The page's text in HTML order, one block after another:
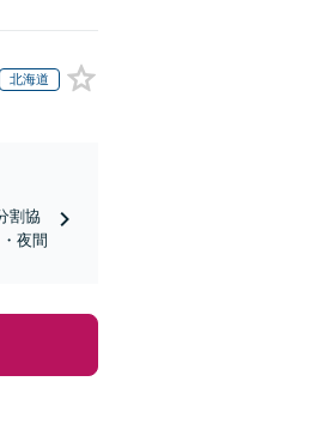
北海道
割協
夜間